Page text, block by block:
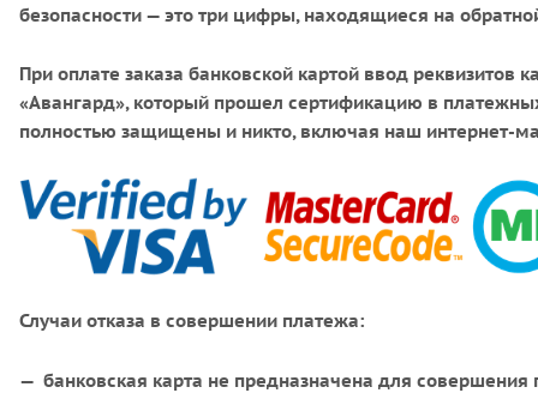
безопасности — это три цифры, находящиеся на
При оплате заказа банковской картой ввод
«Авангард», который прошел сертификацию в
полностью защищены и никто, включая наш интернет-
Случаи отказа в совершении платежа:
банковская карта не предназначена для